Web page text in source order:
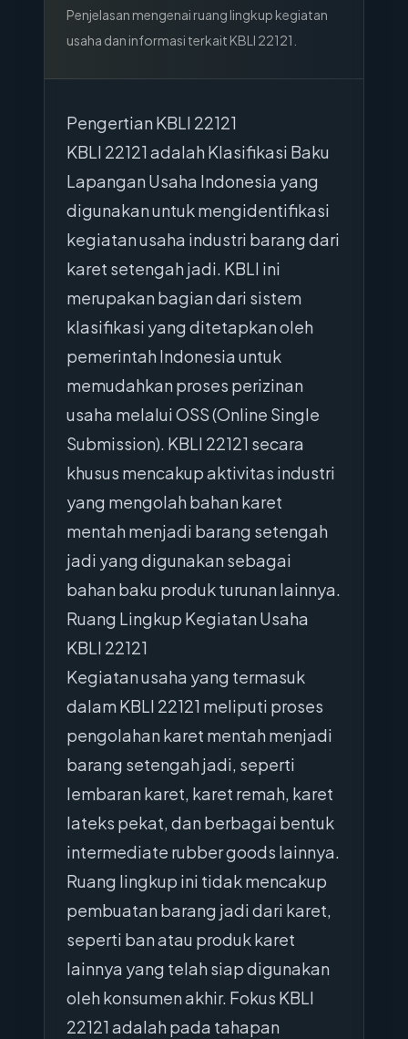
Penjelasan mengenai ruang lingkup kegiatan
usaha dan informasi terkait KBLI 22121
Pengertian KBLI 22121
KBLI 22121 adalah Klasifikasi Baku
Lapangan Usaha Indonesia yang
digunakan untuk mengidentifikasi
kegiatan usaha industri barang dari
karet setengah jadi. KBLI ini
merupakan bagian dari sistem
klasifikasi yang ditetapkan oleh
pemerintah Indonesia untuk
memudahkan proses perizinan
usaha melalui OSS (Online Single
Submission). KBLI 22121 secara
khusus mencakup aktivitas industri
yang mengolah bahan karet
mentah menjadi barang setengah
jadi yang digunakan sebagai
bahan baku produk turunan lainnya.
Ruang Lingkup Kegiatan Usaha
KBLI 22121
Kegiatan usaha yang termasuk
dalam KBLI 22121 meliputi proses
pengolahan karet mentah menjadi
barang setengah jadi, seperti
lembaran karet, karet remah, karet
lateks pekat, dan berbagai bentuk
intermediate rubber goods lainnya.
Ruang lingkup ini tidak mencakup
pembuatan barang jadi dari karet,
seperti ban atau produk karet
lainnya yang telah siap digunakan
oleh konsumen akhir. Fokus KBLI
22121 adalah pada tahapan